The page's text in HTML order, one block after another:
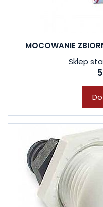
MOCOWANIE
Sklep